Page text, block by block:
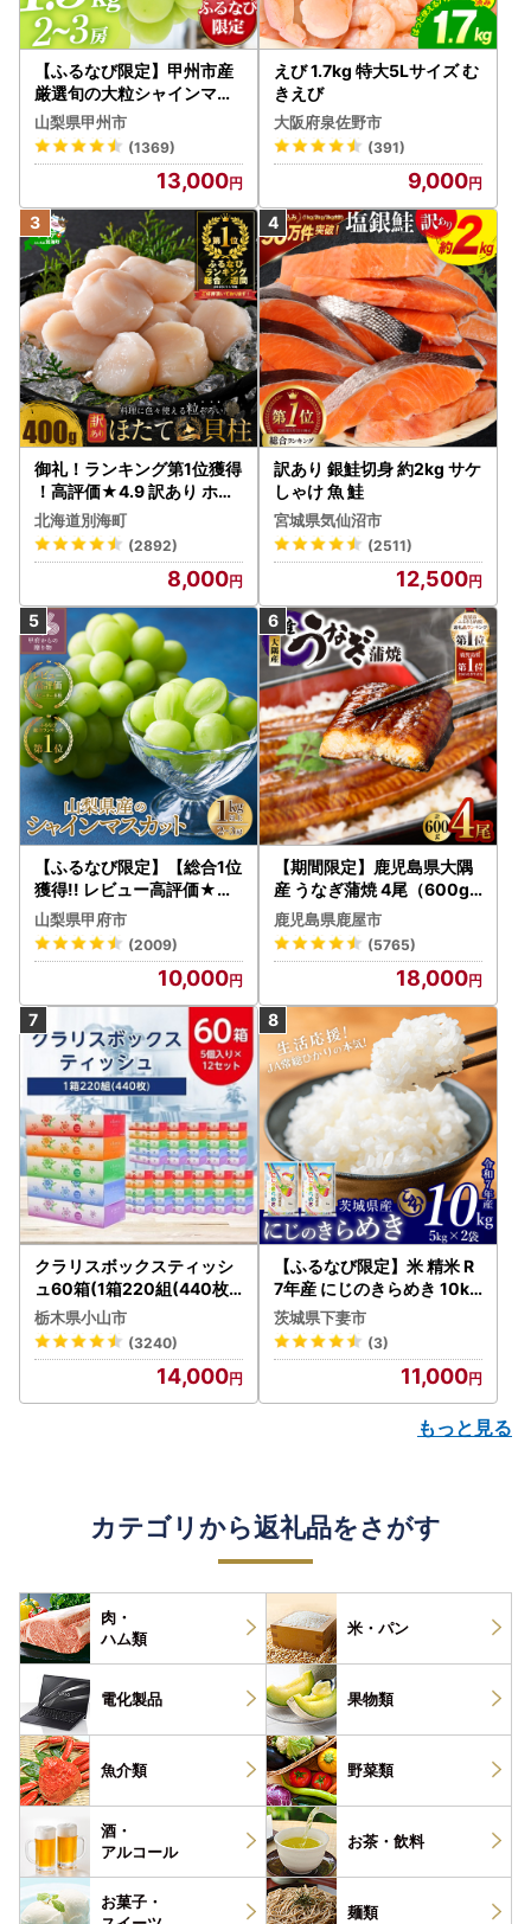
【ふるなび限定】甲州市産
厳選旬の大粒シャインマス
カット 約1.3kg 2～3房【2
026年発送】（MG）B12-
472 FN-Limited-VO シャ
インマスカット フルーツ
山梨県甲州市
(1369)
13,000
えび 1.7kg 特大5Lサイズ む
きえび
大阪府泉佐野市
(391)
9,000
御礼！ランキング第1位獲得
！高評価★4.9 訳あり ホタ
テ 400g（ほたて 帆立 貝柱
冷凍 ）
北海道別海町
(2892)
8,000
訳あり 銀鮭切身 約2kg サケ
しゃけ 魚 鮭
宮城県気仙沼市
(2511)
12,500
【ふるなび限定】【総合1位
獲得!! レビュー高評価★】
〈2026年度配送分〉山梨
県産 シャインマスカット 2
～3房（1.0kg以上）シャイ
ン フルーツ FN-Limited-S
P
山梨県甲府市
(2009)
10,000
【期間限定】鹿児島県大隅
産 うなぎ蒲焼 4尾（600g
） KN007-004-04-cp18
うなぎ 鰻 魚 惣菜 総菜
鹿児島県鹿屋市
(5765)
18,000
クラリスボックスティッシ
ュ60箱(1箱220組(440枚))
(5個入り×12セット)【配送
不可地域：離島・沖縄県】
【1256759】
栃木県小山市
(3240)
14,000
【ふるなび限定】米 精米 R
7年産 にじのきらめき 10kg
10月 FN-Limited-PR
茨城県下妻市
(3)
11,000
もっと見る
カテゴリから返礼品をさがす
肉・
ハム類
米・パン
電化製品 果物類
魚介類 野菜類
酒・
アルコール
お茶・ 飲料
お菓子・
麺類